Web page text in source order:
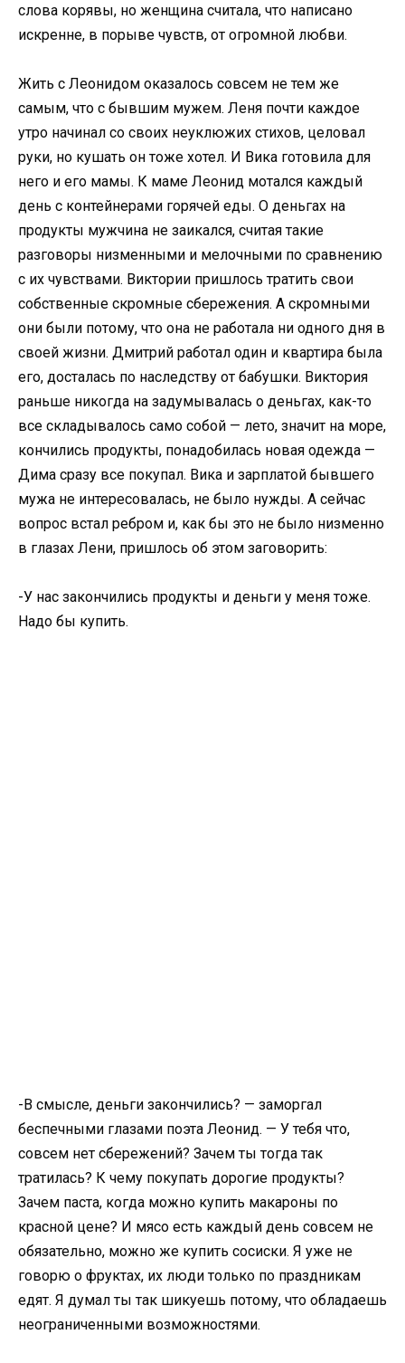
слова корявы, но женщина считала, что написано
искренне, в порыве чувств, от огромной любви.
Жить с Леонидом оказалось совсем не тем же
самым, что с бывшим мужем. Леня почти каждое
утро начинал со своих неуклюжих стихов, целовал
руки, но кушать он тоже хотел. И Вика готовила для
него и его мамы. К маме Леонид мотался каждый
день с контейнерами горячей еды. О деньгах на
продукты мужчина не заикался, считая такие
разговоры низменными и мелочными по сравнению
с их чувствами. Виктории пришлось тратить свои
собственные скромные сбережения. А скромными
они были потому, что она не работала ни одного дня в
своей жизни. Дмитрий работал один и квартира была
его, досталась по наследству от бабушки. Виктория
раньше никогда на задумывалась о деньгах, как-то
все складывалось само собой — лето, значит на море,
кончились продукты, понадобилась новая одежда —
Дима сразу все покупал. Вика и зарплатой бывшего
мужа не интересовалась, не было нужды. А сейчас
вопрос встал ребром и, как бы это не было низменно
в глазах Лени, пришлось об этом заговорить:
-У нас закончились продукты и деньги у меня тоже.
Надо бы купить.
-В смысле, деньги закончились? — заморгал
беспечными глазами поэта Леонид. — У тебя что,
совсем нет сбережений? Зачем ты тогда так
тратилась? К чему покупать дорогие продукты?
Зачем паста, когда можно купить макароны по
красной цене? И мясо есть каждый день совсем не
обязательно, можно же купить сосиски. Я уже не
говорю о фруктах, их люди только по праздникам
едят. Я думал ты так шикуешь потому, что обладаешь
неограниченными возможностями.